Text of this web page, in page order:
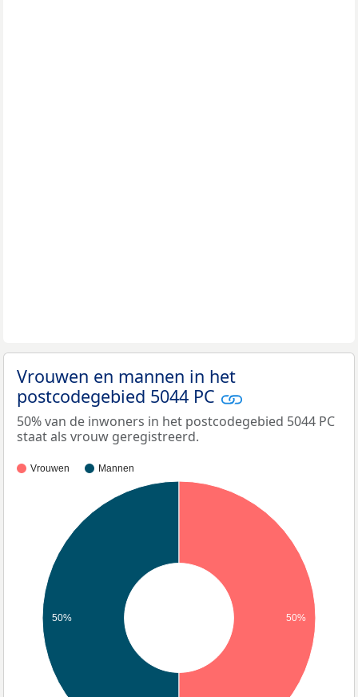
Vrouwen en mannen in het
postcodegebied 5044 PC
50% van de inwoners in het postcodegebied 5044 PC
staat als vrouw geregistreerd.
Vrouwen Mannen
50% 50%